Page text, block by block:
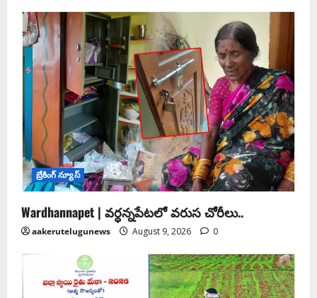
బ్రేకింగ్ న్యూస్
Wardhannapet | వర్ధన్నపేటలో వరుస చోరీలు..
aakerutelugunews August 9, 2026 0